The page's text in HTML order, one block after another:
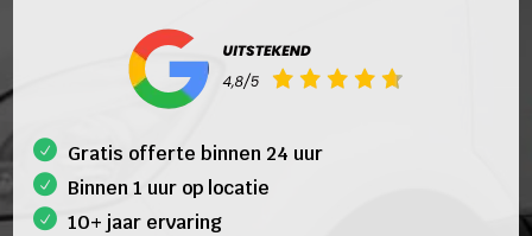
Gratis offerte binnen 24 uur
Binnen 1 uur op locatie
10+ jaar ervaring